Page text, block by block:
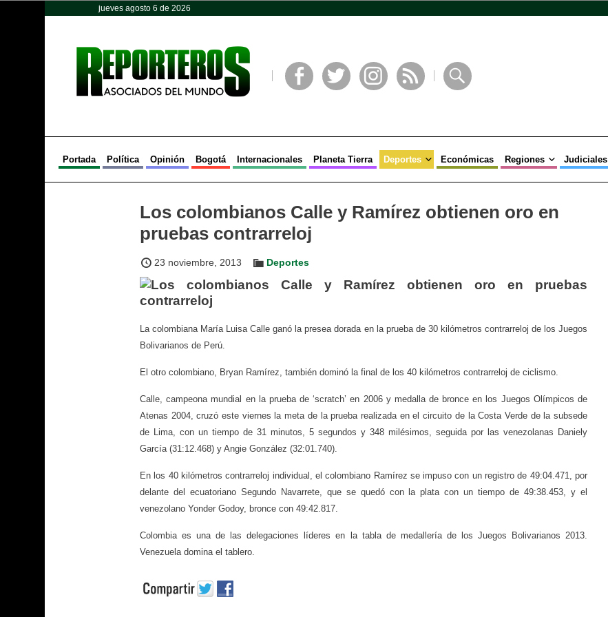
jueves agosto 6 de 2026
Portada Política Opinión Bogotá Internacionales Planeta Tierra Deportes Económicas Regiones Judiciales
Los colombianos Calle y Ramírez obtienen oro en
pruebas contrarreloj
23 noviembre, 2013 Deportes
La colombiana María Luisa Calle ganó la presea dorada en la prueba de 30 kilómetros contrarreloj de los Juegos
Bolivarianos de Perú.
El otro colombiano, Bryan Ramírez, también dominó la final de los 40 kilómetros contrarreloj de ciclismo.
Calle, campeona mundial en la prueba de ‘scratch’ en 2006 y medalla de bronce en los Juegos Olímpicos de
Atenas 2004, cruzó este viernes la meta de la prueba realizada en el circuito de la Costa Verde de la subsede
de Lima, con un tiempo de 31 minutos, 5 segundos y 348 milésimos, seguida por las venezolanas Daniely
García (31:12.468) y Angie González (32:01.740).
En los 40 kilómetros contrarreloj individual, el colombiano Ramírez se impuso con un registro de 49:04.471, por
delante del ecuatoriano Segundo Navarrete, que se quedó con la plata con un tiempo de 49:38.453, y el
venezolano Yonder Godoy, bronce con 49:42.817.
Colombia es una de las delegaciones líderes en la tabla de medallería de los Juegos Bolivarianos 2013.
Venezuela domina el tablero.
Opinión Política